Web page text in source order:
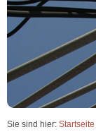
Sie sind hier: Startseite